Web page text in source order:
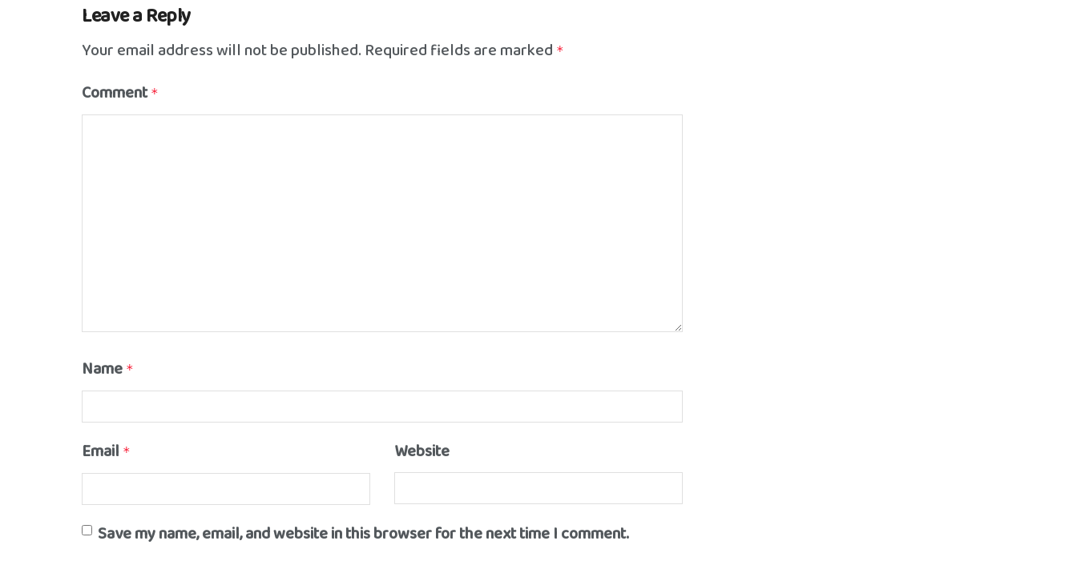
Leave a Reply
Your email address will not be published. Required fields are marked *
Comment *
Name *
Email * Website
Save my name, email, and website in this browser for the next time I comment.